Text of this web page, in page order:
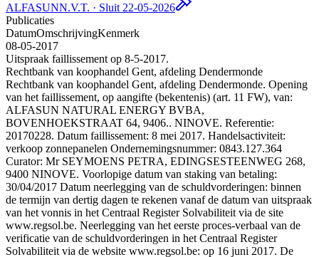
ALFASUNN.V.T. · Sluit 22-05-2026
Publicaties
DatumOmschrijvingKenmerk
08-05-2017
Uitspraak faillissement op 8-5-2017.
Rechtbank van koophandel Gent, afdeling Dendermonde
Rechtbank van koophandel Gent, afdeling Dendermonde. Opening
van het faillissement, op aangifte (bekentenis) (art. 11 FW), van:
ALFASUN NATURAL ENERGY BVBA,
BOVENHOEKSTRAAT 64, 9406.. NINOVE. Referentie:
20170228. Datum faillissement: 8 mei 2017. Handelsactiviteit:
verkoop zonnepanelen Ondernemingsnummer: 0843.127.364
Curator: Mr SEYMOENS PETRA, EDINGSESTEENWEG 268,
9400 NINOVE. Voorlopige datum van staking van betaling:
30/04/2017 Datum neerlegging van de schuldvorderingen: binnen
de termijn van dertig dagen te rekenen vanaf de datum van uitspraak
van het vonnis in het Centraal Register Solvabiliteit via de site
www.regsol.be. Neerlegging van het eerste proces-verbaal van de
verificatie van de schuldvorderingen in het Centraal Register
Solvabiliteit via de website www.regsol.be: op 16 juni 2017. De